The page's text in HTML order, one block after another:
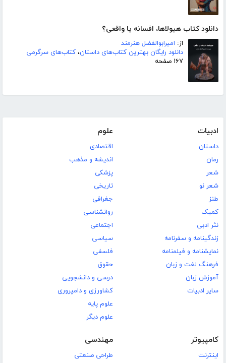
دانلود کتاب هیولاها، افسانه یا واقعی؟
از: امیرابوالفضل هنرمند
دانلود رایگان بهترین کتاب‌های داستان، کتاب‌های سرگرمی
۱۶۷ صفحه
ادبیات
داستان
رمان
شعر
شعر نو
طنز
کمیک
نثر ادبی
زندگینامه و سفرنامه
نمایشنامه و فیلمنامه
فرهنگ لغت و زبان
آموزش زبان
سایر ادبیات
علوم
اقتصادی
اندیشه و مذهب
پزشکی
تاریخی
جغرافی
روانشناسی
اجتماعی
سیاسی
فلسفی
حقوق
درسی و دانشجویی
کشاورزی و دامپروری
علوم پایه
علوم دیگر
کامپیوتر
اینترنت
مهندسی
طراحی صنعتی